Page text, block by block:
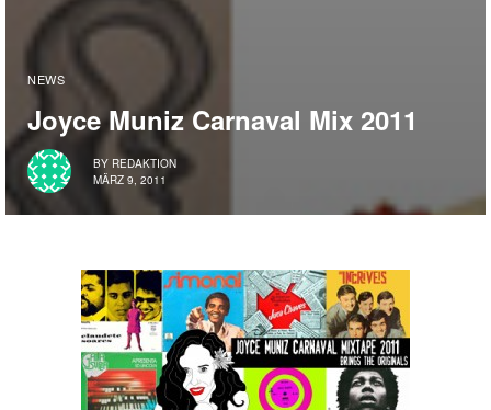
NEWS
Joyce Muniz Carnaval Mix 2011
BY REDAKTION
MÄRZ 9, 2011